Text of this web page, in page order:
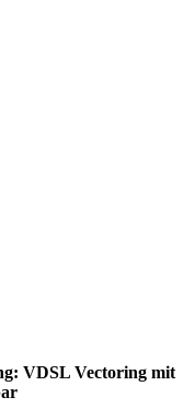
VDSL Vectoring mit